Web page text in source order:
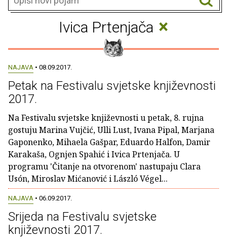
Ivica Prtenjača ×
NAJAVA • 08.09.2017.
Petak na Festivalu svjetske književnosti
2017.
Na Festivalu svjetske književnosti u petak, 8. rujna
gostuju Marina Vujčić, Ulli Lust, Ivana Pipal, Marjana
Gaponenko, Mihaela Gašpar, Eduardo Halfon, Damir
Karakaša, Ognjen Spahić i Ivica Prtenjača. U
programu 'Čitanje na otvorenom' nastupaju Clara
Usón, Miroslav Mićanović i László Végel...
NAJAVA • 06.09.2017.
Srijeda na Festivalu svjetske
književnosti 2017.